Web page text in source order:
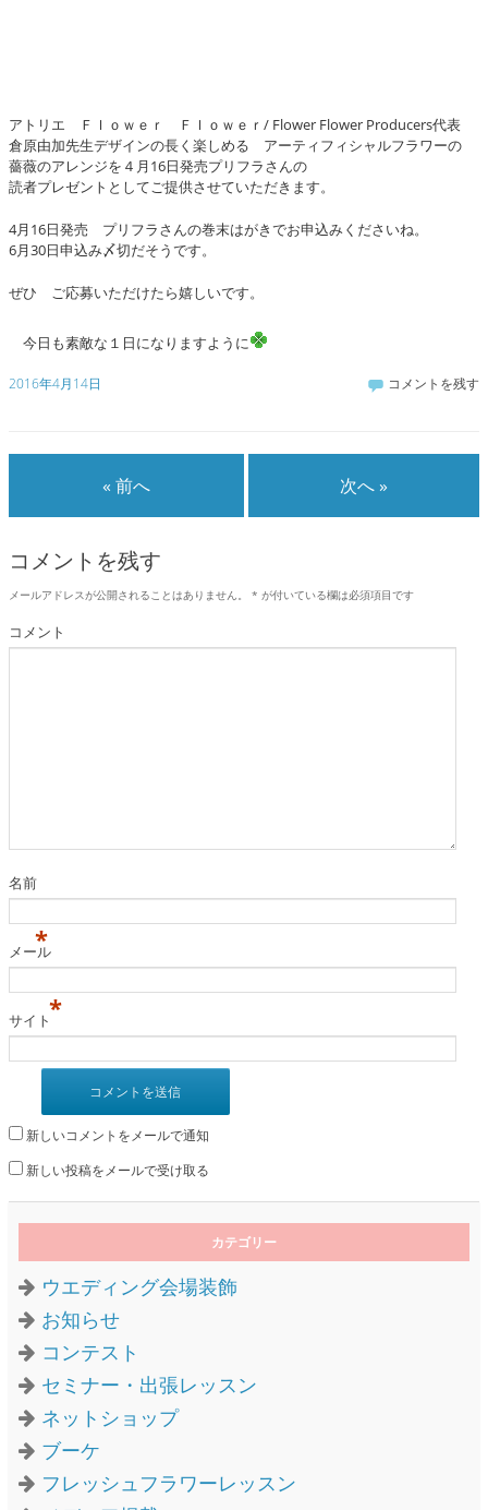
アトリエ Ｆｌｏｗｅｒ Ｆｌｏｗｅｒ/ Flower Flower Producers代表
倉原由加先生デザインの長く楽しめる アーティフィシャルフラワーの
薔薇のアレンジを４月16日発売プリフラさんの
読者プレゼントとしてご提供させていただきます。
4月16日発売 プリフラさんの巻末はがきでお申込みくださいね。
6月30日申込み〆切だそうです。
ぜひ ご応募いただけたら嬉しいです。
今日も素敵な１日になりますように
2016年4月14日 コメントを残す
« 前へ 次へ »
コメントを残す
メールアドレスが公開されることはありません。 * が付いている欄は必須項目です
コメント
名前
*
メール
*
サイト
新しいコメントをメールで通知
新しい投稿をメールで受け取る
カテゴリー
ウエディング会場装飾
お知らせ
コンテスト
セミナー・出張レッスン
ネットショップ
ブーケ
フレッシュフラワーレッスン